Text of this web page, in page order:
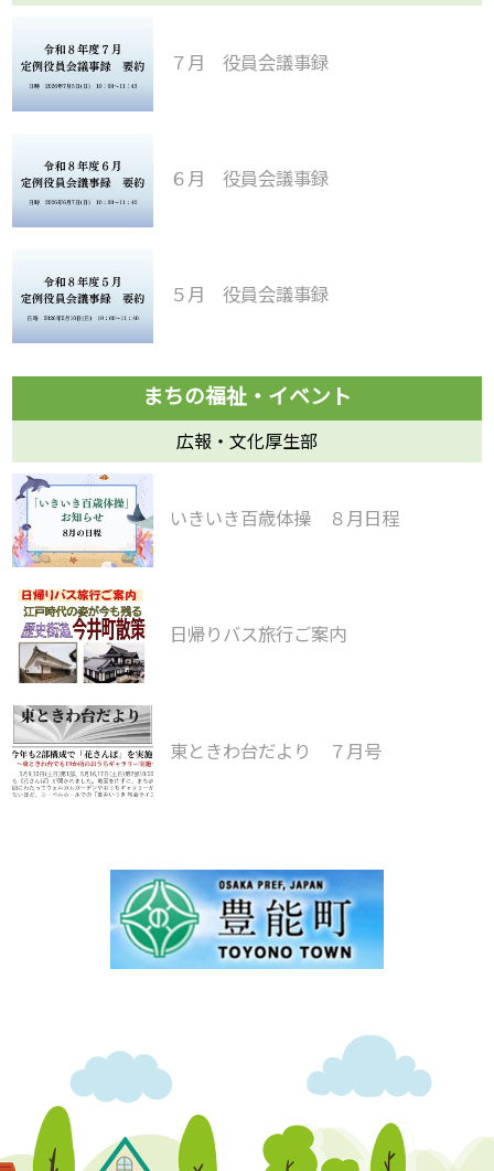
７月 役員会議事録
６月 役員会議事録
５月 役員会議事録
広報・文化厚生部
いきいき百歳体操 ８月日程
日帰りバス旅行ご案内
東ときわ台だより ７月号